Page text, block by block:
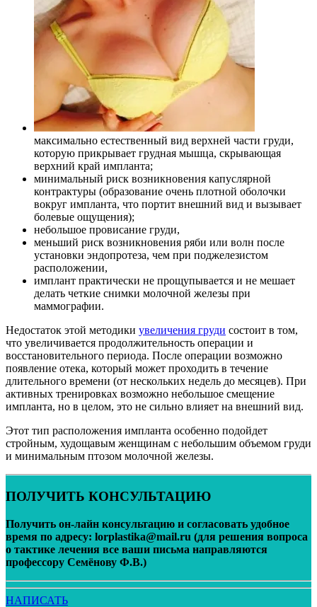
максимально естественный вид верхней части груди,
которую прикрывает грудная мышца, скрывающая
верхний край импланта;
минимальный риск возникновения капуслярной
контрактуры (образование очень плотной оболочки
вокруг импланта, что портит внешний вид и вызывает
болевые ощущения);
небольшое провисание груди,
меньший риск возникновения ряби или волн после
установки эндопротеза, чем при поджелезистом
расположении,
имплант практически не прощупывается и не мешает
делать четкие снимки молочной железы при
маммографии.
Недостаток этой методики увеличения груди состоит в том,
что увеличивается продолжительность операции и
восстановительного периода. После операции возможно
появление отека, который может проходить в течение
длительного времени (от нескольких недель до месяцев). При
активных тренировках возможно небольшое смещение
импланта, но в целом, это не сильно влияет на внешний вид.
Этот тип расположения импланта особенно подойдет
стройным, худощавым женщинам с небольшим объемом груди
и минимальным птозом молочной железы.
ПОЛУЧИТЬ КОНСУЛЬТАЦИЮ
Получить он-лайн консультацию и согласовать удобное
время по адресу: lorplastika@mail.ru (для решения вопроса
о тактике лечения все ваши письма направляются
профессору Семёнову Ф.В.)
НАПИСАТЬ